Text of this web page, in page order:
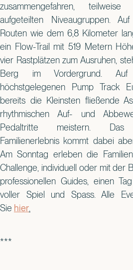
zusammengefahren,
aufgeteilten Niveaugruppen.
Routen wie dem 6,8 Kilometer
ein Flow-Trail mit 519 Metern
vier Rastplätzen zum Ausruhen,
Berg im Vordergrund.
höchstgelegenen Pump Track
bereits die Kleinsten fließende
rhythmischen Auf- und
Pedaltritte meistern. Das
Familienerlebnis kommt dabei
Am Sonntag erleben die
Challenge, individuell oder mit der
professionellen Guides, einen
voller Spiel und Spass. Alle
Sie hier
***